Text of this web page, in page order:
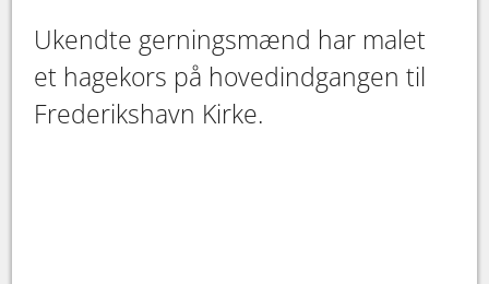
Ukendte gerningsmænd har malet
et hagekors på hovedindgangen til
Frederikshavn Kirke.